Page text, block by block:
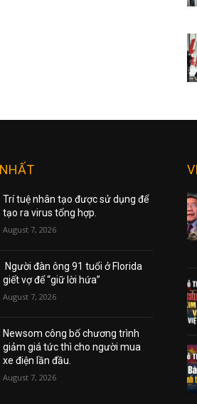
Trí tuệ nhân tạo được sử dụng để
tạo ra virus tổng hợp.
August 7, 2026
Người đàn ông 91 tuổi ở Florida
giết vợ để “giữ lời hứa”
August 7, 2026
Newsom công bố chương trình
giảm giá tức thì cho người mua
xe điện lần đầu.
August 7, 2026